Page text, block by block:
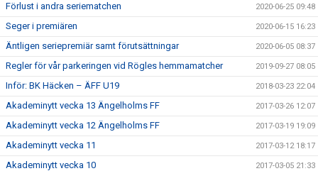
Förlust i andra seriematchen 2020-06-25 09:48
Seger i premiären 2020-06-15 16:23
Äntligen seriepremiär samt förutsättningar 2020-06-05 08:37
Regler för vår parkeringen vid Rögles hemmamatcher 2019-09-27 08:05
Inför: BK Häcken – ÄFF U19 2018-03-23 22:04
Akademinytt vecka 13 Ängelholms FF 2017-03-26 12:07
Akademinytt vecka 12 Ängelholms FF 2017-03-19 19:09
Akademinytt vecka 11 2017-03-12 18:17
Akademinytt vecka 10 2017-03-05 21:33